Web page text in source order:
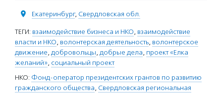
Екатеринбург, Свердловская обл.
ТЕГИ: взаимодействие бизнеса и НКО, взаимодействие
власти и НКО, волонтерская деятельность, волонтерское
движение, добровольцы, добрые дела, проект «Елка
желаний», социальный проект
НКО: Фонд-оператор президентских грантов по развитию
гражданского общества, Свердловская региональная